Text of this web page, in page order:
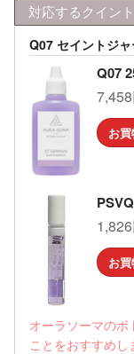
対応するクイン
Q07 セイントジ
Q07
お
お
オーラソーマのボ
ことをおすすめし